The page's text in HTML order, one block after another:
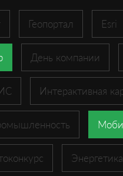
Геопортал Esri
День компании
Интерактивная
Энергетика